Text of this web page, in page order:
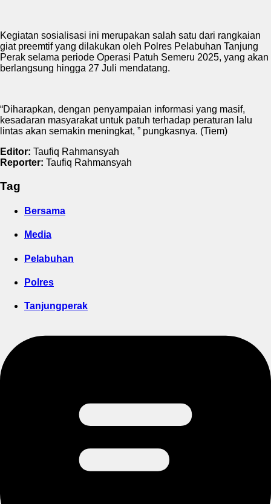
Kegiatan sosialisasi ini merupakan salah satu dari rangkaian
giat preemtif yang dilakukan oleh Polres Pelabuhan Tanjung
Perak selama periode Operasi Patuh Semeru 2025, yang akan
berlangsung hingga 27 Juli mendatang.
“Diharapkan, dengan penyampaian informasi yang masif,
kesadaran masyarakat untuk patuh terhadap peraturan lalu
lintas akan semakin meningkat, ” pungkasnya. (Tiem)
Editor: Taufiq Rahmansyah
Reporter: Taufiq Rahmansyah
Tag
Bersama
Media
Pelabuhan
Polres
Tanjungperak